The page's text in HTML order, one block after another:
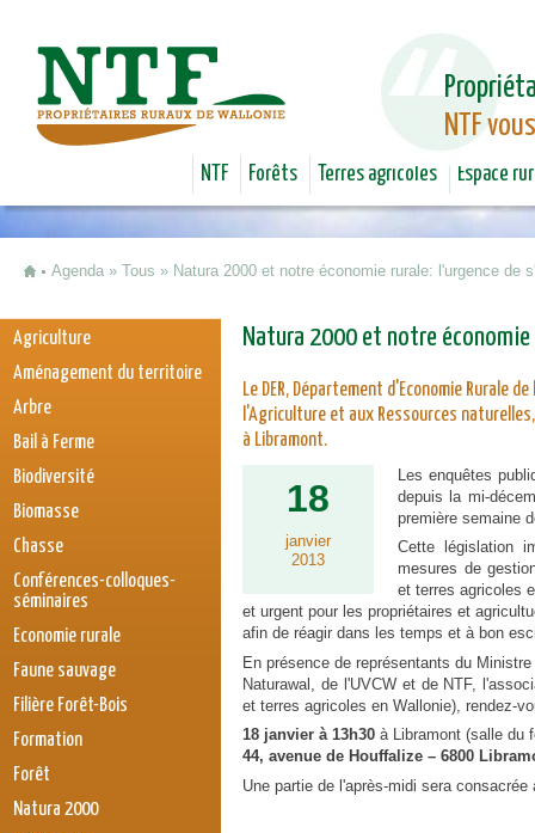
NTF
NTF Forêts Terres agricoles Espace
Agenda » Tous » Natura 2000 et notre économie rurale: l'urgence de
Natura 2000 et notre
Le DER, Département d'Economie Rurale
l'Agriculture et aux Ressources
à Libramont.
18
janvier
2013
Les enquêtes
depuis la mi-
première semaine
Cette législation
mesures de
et terres agricoles
et urgent pour les propriétaires et
afin de réagir dans les temps et à bon
En présence de représentants du
Naturawal, de l'UVCW et de NTF,
et terres agricoles en Wallonie), rendez-
18 janvier à 13h30 à Libramont (salle du
44, avenue de Houffalize – 6800
Une partie de l'après-midi sera consacrée
Agriculture
Aménagement du territoire
Arbre
Bail à Ferme
Biodiversité
Biomasse
Chasse
Conférences-colloques-
séminaires
Economie rurale
Faune sauvage
Filière Forêt-Bois
Formation
Forêt
Natura 2000